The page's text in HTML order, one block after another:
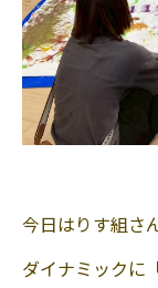
今日はりす組さ
ダイナミックに